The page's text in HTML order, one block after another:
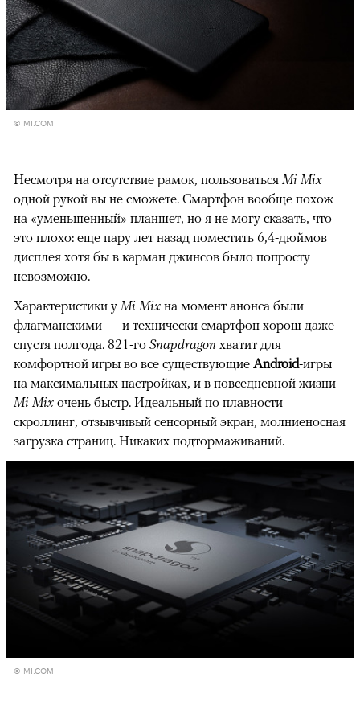
© MI.COM
Несмотря на отсутствие рамок, пользоваться Mi Mix
одной рукой вы не сможете. Смартфон вообще похож
на «уменьшенный» планшет, но я не могу сказать, что
это плохо: еще пару лет назад поместить 6,4-дюймов
дисплея хотя бы в карман джинсов было попросту
невозможно.
Характеристики у Mi Mix на момент анонса были
флагманскими — и технически смартфон хорош даже
спустя полгода. 821-го Snapdragon хватит для
комфортной игры во все существующие Android-игры
на максимальных настройках, и в повседневной жизни
Mi Mix очень быстр. Идеальный по плавности
скроллинг, отзывчивый сенсорный экран, молниеносная
загрузка страниц. Никаких подтормаживаний.
© MI.COM